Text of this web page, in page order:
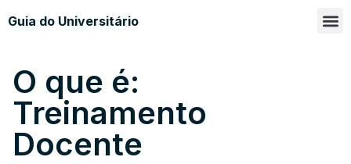
Guia do Universitário
O que é:
Treinamento
Docente